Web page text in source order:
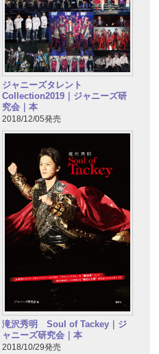
ジャニーズタレント
Collection2019｜ジャニーズ研
究会｜本
2018/12/05発売
滝沢秀明 Soul of Tackey｜ジ
ャニーズ研究会｜本
2018/10/29発売